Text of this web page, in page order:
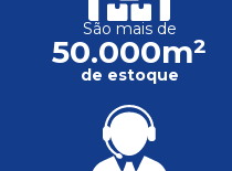
São mais de
50.000m²
de estoque